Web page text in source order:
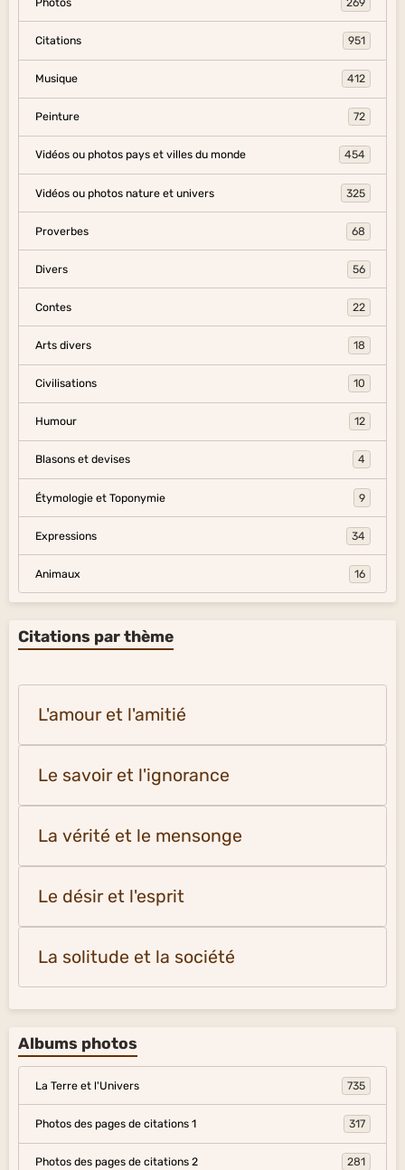
Photos 269
Citations 951
Musique 412
Peinture 72
Vidéos ou photos pays et villes du monde 454
Vidéos ou photos nature et univers 325
Proverbes 68
Divers 56
Contes 22
Arts divers 18
Civilisations 10
Humour 12
Blasons et devises 4
Étymologie et Toponymie 9
Expressions 34
Animaux 16
Citations par thème
L'amour et l'amitié
Le savoir et l'ignorance
La vérité et le mensonge
Le désir et l'esprit
La solitude et la société
Albums photos
La Terre et l'Univers 735
Photos des pages de citations 1 317
Photos des pages de citations 2 281